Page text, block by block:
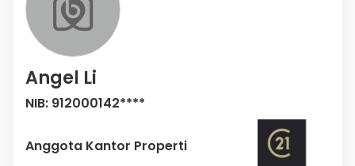
Angel Li
NIB: 912000142****
Anggota Kantor Properti